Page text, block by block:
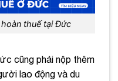
thuế tại Đức
cũng phải nộp thêm
lao động và du